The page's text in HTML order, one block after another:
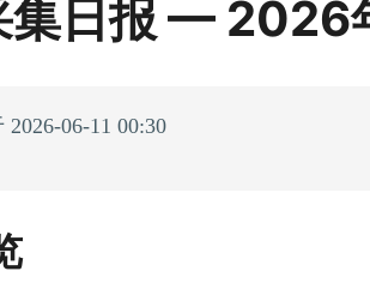
集日报 — 2026
2026-06-11 00:30